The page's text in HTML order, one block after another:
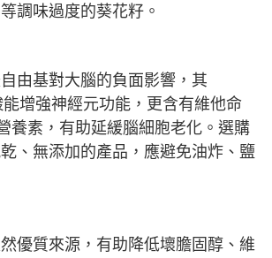
調味過度的葵花籽。
由基對大腦的負面影響，其
增強神經元功能，更含有維他命
養素，有助延緩腦細胞老化。選購
、無添加的產品，應避免油炸、鹽
優質來源，有助降低壞膽固醇、維